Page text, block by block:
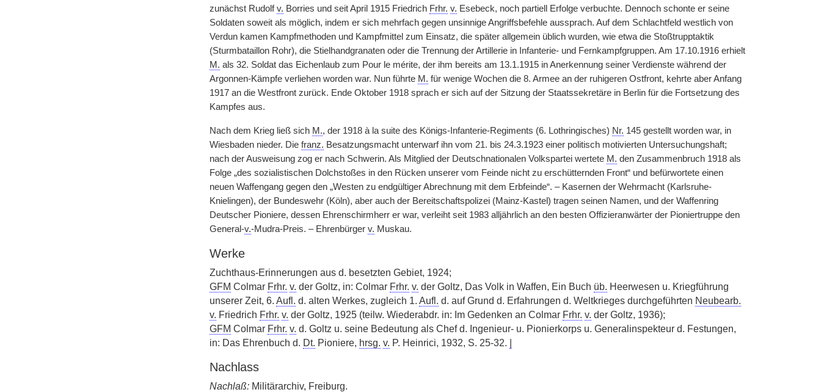
zunächst Rudolfv. Borries und seit April 1915 Friedrich Frhr. v. Esebeck, noch partiell Erfolge verbuchte. Dennoch schonte er seine
Soldaten soweit als möglich, indem er sich mehrfach gegen unsinnige Angriffsbefehle aussprach. Auf dem Schlachtfeld westlich von
Verdun kamen Kampfmethoden und Kampfmittel zum Einsatz, die später allgemein üblich wurden, wie etwa die Stoßtrupptaktik
(Sturmbataillon Rohr), die Stielhandgranaten oder die Trennung der Artillerie in Infanterie- und Fernkampfgruppen. Am 17.10.1916 erhielt
M. als 32. Soldat das Eichenlaub zum Pour le mérite, der ihm bereits am 13.1.1915 in Anerkennung seiner Verdienste während der
Argonnen-Kämpfe verliehen worden war. Nun führte M. für wenige Wochen die 8. Armee an der ruhigeren Ostfront, kehrte aber Anfang
1917 an die Westfront zurück. Ende Oktober 1918 sprach er sich auf der Sitzung der Staatssekretäre in Berlin für die Fortsetzung des
Kampfes aus.
Nach dem Krieg ließ sich M., der 1918 à la suite des Königs-Infanterie-Regiments (6. Lothringisches) Nr. 145 gestellt worden war, in
Wiesbaden nieder. Die franz. Besatzungsmacht unterwarf ihn vom 21. bis 24.3.1923 einer politisch motivierten Untersuchungshaft;
nach der Ausweisung zog er nach Schwerin. Als Mitglied der Deutschnationalen Volkspartei wertete M. den Zusammenbruch 1918 als
Folge „des sozialistischen Dolchstoßes in den Rücken unserer vom Feinde nicht zu erschütternden Front“ und befürwortete einen
neuen Waffengang gegen den „Westen zu endgültiger Abrechnung mit dem Erbfeinde“. – Kasernen der Wehrmacht (Karlsruhe-
Knielingen), der Bundeswehr (Köln), aber auch der Bereitschaftspolizei (Mainz-Kastel) tragen seinen Namen, und der Waffenring
Deutscher Pioniere, dessen Ehrenschirmherr er war, verleiht seit 1983 alljährlich an den besten Offizieranwärter der Pioniertruppe den
General-v.-Mudra-Preis. – Ehrenbürger v. Muskau.
Werke
Zuchthaus-Erinnerungen aus d. besetzten Gebiet, 1924;
GFM Colmar Frhr. v. der Goltz, in: Colmar Frhr. v. der Goltz, Das Volk in Waffen, Ein Buch üb. Heerwesen u. Kriegführung
unserer Zeit, 6. Aufl. d. alten Werkes, zugleich 1. Aufl. d. auf Grund d. Erfahrungen d. Weltkrieges durchgeführten Neubearb.
v. Friedrich Frhr. v. der Goltz, 1925 (teilw. Wiederabdr. in: Im Gedenken an Colmar Frhr. v. der Goltz, 1936);
GFM Colmar Frhr. v. d. Goltz u. seine Bedeutung als Chef d. Ingenieur- u. Pionierkorps u. Generalinspekteur d. Festungen,
in: Das Ehrenbuch d. Dt. Pioniere, hrsg. v. P. Heinrici, 1932, S. 25-32.
Nachlass
Nachlaß:Militärarchiv, Freiburg.